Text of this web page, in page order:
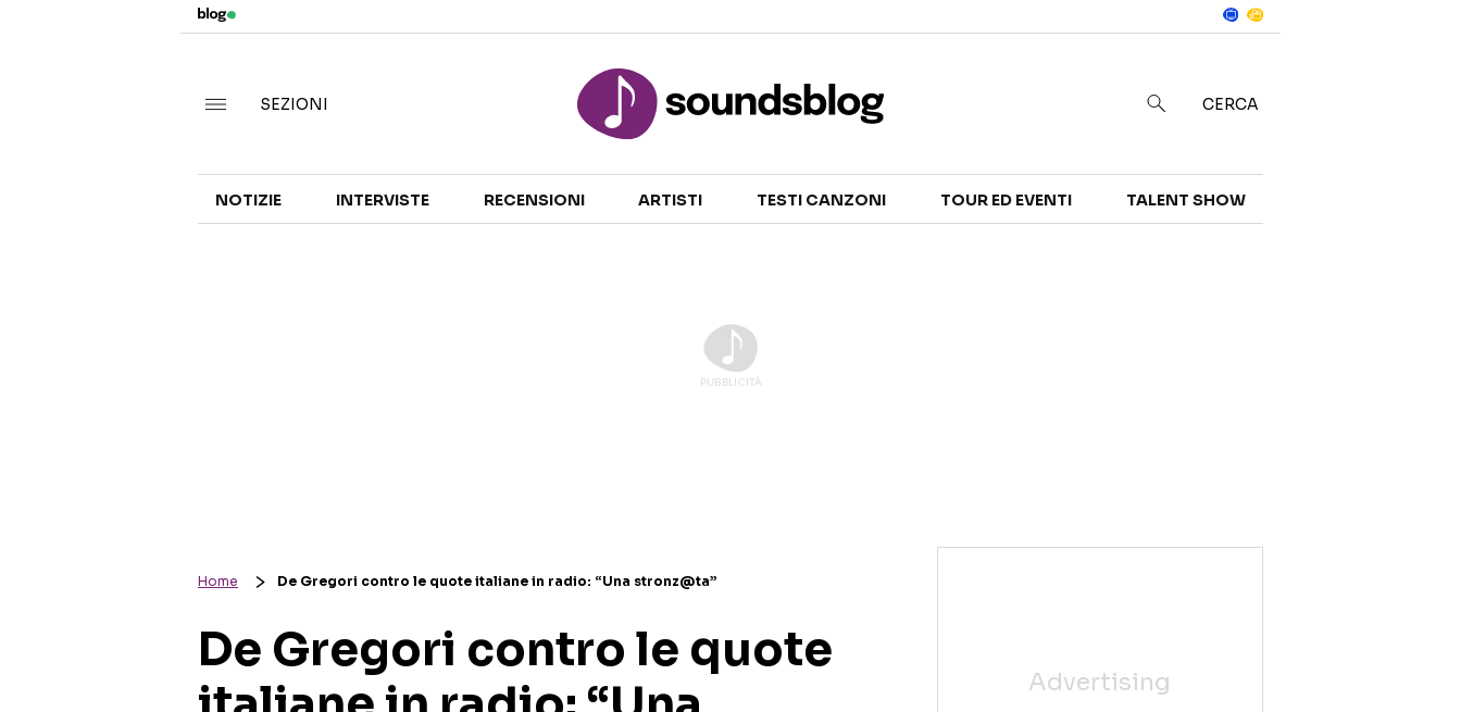
TALENT SHOW
SEZIONI CERCA
NOTIZIE INTERVISTE RECENSIONI ARTISTI TESTI CANZONI TOUR ED EVENTI TALENT SHOW
Home De Gregori contro le quote italiane in radio: “Una stronz@ta”
De Gregori contro le quote